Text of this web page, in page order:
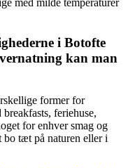
med milde temperaturer
i Botofte
kan man
former for
feriehuse,
for enhver smag og
bo tæt på naturen eller i